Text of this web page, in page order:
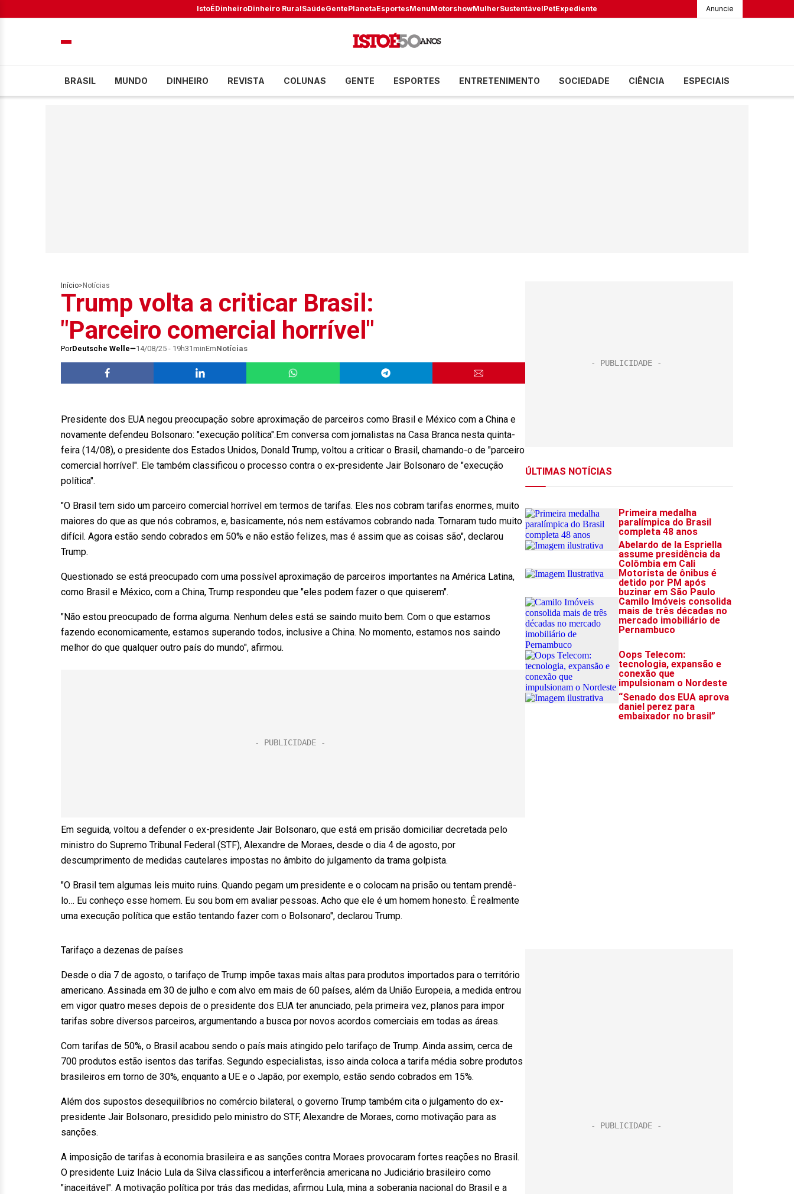
IstoÉDinheiroDinheiro RuralSaúdeGentePlanetaEsportesMenuMotorshowMulherSustentávelPetExpediente Anuncie
BRASIL MUNDO DINHEIRO REVISTA COLUNAS GENTE ESPORTES ENTRETENIMENTO SOCIEDADE CIÊNCIA ESPECIAIS
Início> Notícias
Trump volta a criticar Brasil:
"Parceiro comercial horrível"
PorDeutsche Welle 14/08/25 - 19h31minEmNotícias
Presidente dos EUA negou preocupação sobre aproximação de parceiros como Brasil e México com a China e
novamente defendeu Bolsonaro: "execução política".Em conversa com jornalistas na Casa Branca nesta quinta-
feira (14/08), o presidente dos Estados Unidos, Donald Trump, voltou a criticar o Brasil, chamando-o de "parceiro
comercial horrível". Ele também classificou o processo contra o ex-presidente Jair Bolsonaro de "execução
política".
"O Brasil tem sido um parceiro comercial horrível em termos de tarifas. Eles nos cobram tarifas enormes, muito
maiores do que as que nós cobramos, e, basicamente, nós nem estávamos cobrando nada. Tornaram tudo muito
difícil. Agora estão sendo cobrados em 50% e não estão felizes, mas é assim que as coisas são", declarou
Trump.
Questionado se está preocupado com uma possível aproximação de parceiros importantes na América Latina,
como Brasil e México, com a China, Trump respondeu que "eles podem fazer o que quiserem".
"Não estou preocupado de forma alguma. Nenhum deles está se saindo muito bem. Com o que estamos
fazendo economicamente, estamos superando todos, inclusive a China. No momento, estamos nos saindo
melhor do que qualquer outro país do mundo", afirmou.
Em seguida, voltou a defender o ex-presidente Jair Bolsonaro, que está em prisão domiciliar decretada pelo
ministro do Supremo Tribunal Federal (STF), Alexandre de Moraes, desde o dia 4 de agosto, por
descumprimento de medidas cautelares impostas no âmbito do julgamento da trama golpista.
"O Brasil tem algumas leis muito ruins. Quando pegam um presidente e o colocam na prisão ou tentam prendê-
lo… Eu conheço esse homem. Eu sou bom em avaliar pessoas. Acho que ele é um homem honesto. É realmente
uma execução política que estão tentando fazer com o Bolsonaro", declarou Trump.
Tarifaço a dezenas de países
Desde o dia 7 de agosto, o tarifaço de Trump impõe taxas mais altas para produtos importados para o território
americano. Assinada em 30 de julho e com alvo em mais de 60 países, além da União Europeia, a medida entrou
em vigor quatro meses depois de o presidente dos EUA ter anunciado, pela primeira vez, planos para impor
tarifas sobre diversos parceiros, argumentando a busca por novos acordos comerciais em todas as áreas.
Com tarifas de 50%, o Brasil acabou sendo o país mais atingido pelo tarifaço de Trump. Ainda assim, cerca de
700 produtos estão isentos das tarifas. Segundo especialistas, isso ainda coloca a tarifa média sobre produtos
brasileiros em torno de 30%, enquanto a UE e o Japão, por exemplo, estão sendo cobrados em 15%.
Além dos supostos desequilíbrios no comércio bilateral, o governo Trump também cita o julgamento do ex-
presidente Jair Bolsonaro, presidido pelo ministro do STF, Alexandre de Moraes, como motivação para as
sanções.
A imposição de tarifas à economia brasileira e as sanções contra Moraes provocaram fortes reações no Brasil.
O presidente Luiz Inácio Lula da Silva classificou a interferência americana no Judiciário brasileiro como
"inaceitável". A motivação política por trás das medidas, afirmou Lula, mina a soberania nacional do Brasil e a